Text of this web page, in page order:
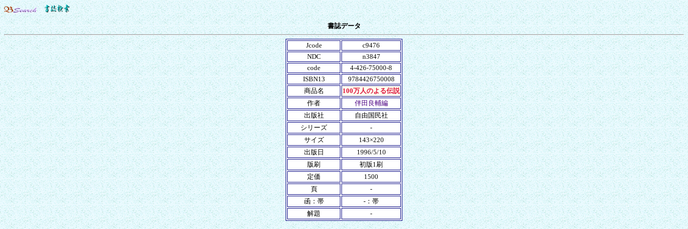
書誌データ
Jcode
c9476
NDC
n3847
code
4-426-75000-8
ISBN13
9784426750008
商品名
100万人のよる伝説
作者
伴田良輔編
出版社
自由国民社
シリーズ
-
サイズ
143×220
出版日
1996/5/10
版刷
初版1刷
定価
1500
頁
-
函：帯
-：帯
解題
-